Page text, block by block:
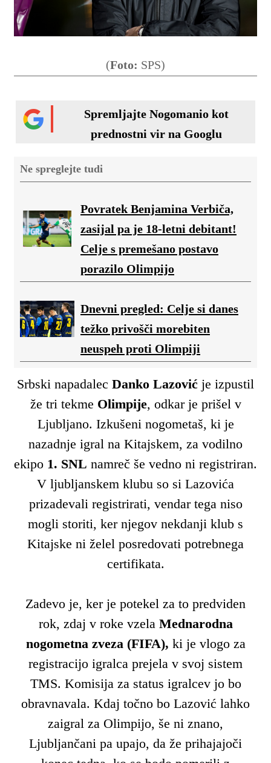
(Foto: SPS)
Spremljajte Nogomanio kot
prednostni vir na Googlu
Ne spreglejte tudi
Povratek Benjamina Verbiča,
zasijal pa je 18-letni debitant!
Celje s premešano postavo
porazilo Olimpijo
Dnevni pregled: Celje si danes
težko privošči morebiten
neuspeh proti Olimpiji
Srbski napadalec Danko Lazović je izpustil
že tri tekme Olimpije, odkar je prišel v
Ljubljano. Izkušeni nogometaš, ki je
nazadnje igral na Kitajskem, za vodilno
ekipo 1. SNL namreč še vedno ni registriran.
V ljubljanskem klubu so si Lazovića
prizadevali registrirati, vendar tega niso
mogli storiti, ker njegov nekdanji klub s
Kitajske ni želel posredovati potrebnega
certifikata.
Zadevo je, ker je potekel za to predviden
rok, zdaj v roke vzela Mednarodna
nogometna zveza (FIFA), ki je vlogo za
registracijo igralca prejela v svoj sistem
TMS. Komisija za status igralcev jo bo
obravnavala. Kdaj točno bo Lazović lahko
zaigral za Olimpijo, še ni znano,
Ljubljančani pa upajo, da že prihajajoči